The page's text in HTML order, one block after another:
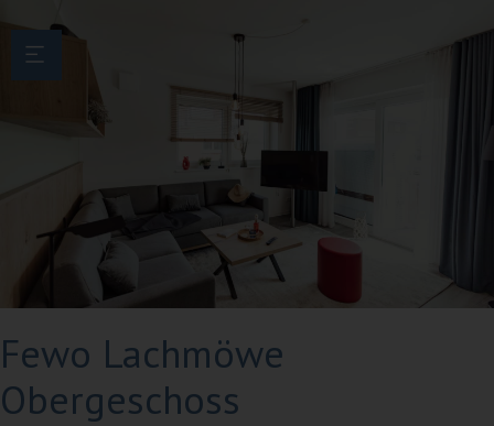
Fewo Lachmöwe
Obergeschoss